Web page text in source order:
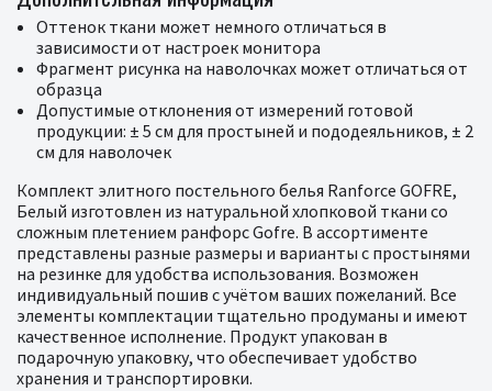
Оттенок ткани может немного отличаться в
зависимости от настроек монитора
Фрагмент рисунка на наволочках может отличаться от
образца
Допустимые отклонения от измерений готовой
продукции: ± 5 см для простыней и пододеяльников, ± 2
см для наволочек
Комплект элитного постельного белья Ranforce GOFRE,
Белый изготовлен из натуральной хлопковой ткани со
сложным плетением ранфорс Gofre. В ассортименте
представлены разные размеры и варианты с простынями
на резинке для удобства использования. Возможен
индивидуальный пошив с учётом ваших пожеланий. Все
элементы комплектации тщательно продуманы и имеют
качественное исполнение. Продукт упакован в
подарочную упаковку, что обеспечивает удобство
хранения и транспортировки.